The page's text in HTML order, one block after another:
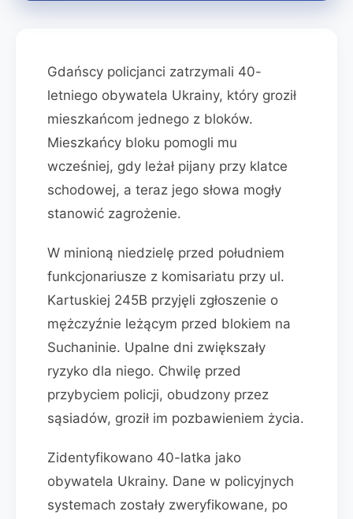
Gdańscy policjanci zatrzymali 40-
letniego obywatela Ukrainy, który groził
mieszkańcom jednego z bloków.
Mieszkańcy bloku pomogli mu
wcześniej, gdy leżał pijany przy klatce
schodowej, a teraz jego słowa mogły
stanowić zagrożenie.
W minioną niedzielę przed południem
funkcjonariusze z komisariatu przy ul.
Kartuskiej 245B przyjęli zgłoszenie o
mężczyźnie leżącym przed blokiem na
Suchaninie. Upalne dni zwiększały
ryzyko dla niego. Chwilę przed
przybyciem policji, obudzony przez
sąsiadów, groził im pozbawieniem życia.
Zidentyfikowano 40-latka jako
obywatela Ukrainy. Dane w policyjnych
systemach zostały zweryfikowane, po